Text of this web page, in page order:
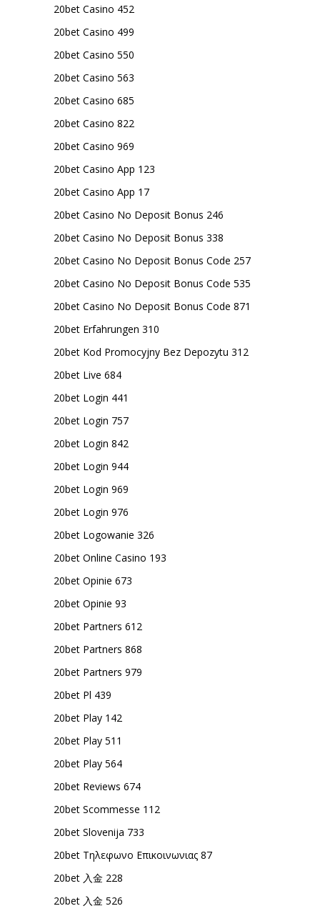
20bet Casino 452
20bet Casino 499
20bet Casino 550
20bet Casino 563
20bet Casino 685
20bet Casino 822
20bet Casino 969
20bet Casino App 123
20bet Casino App 17
20bet Casino No Deposit Bonus 246
20bet Casino No Deposit Bonus 338
20bet Casino No Deposit Bonus Code 257
20bet Casino No Deposit Bonus Code 535
20bet Casino No Deposit Bonus Code 871
20bet Erfahrungen 310
20bet Kod Promocyjny Bez Depozytu 312
20bet Live 684
20bet Login 441
20bet Login 757
20bet Login 842
20bet Login 944
20bet Login 969
20bet Login 976
20bet Logowanie 326
20bet Online Casino 193
20bet Opinie 673
20bet Opinie 93
20bet Partners 612
20bet Partners 868
20bet Partners 979
20bet Pl 439
20bet Play 142
20bet Play 511
20bet Play 564
20bet Reviews 674
20bet Scommesse 112
20bet Slovenija 733
20bet Τηλεφωνο Επικοινωνιας 87
20bet 入金 228
20bet 入金 526